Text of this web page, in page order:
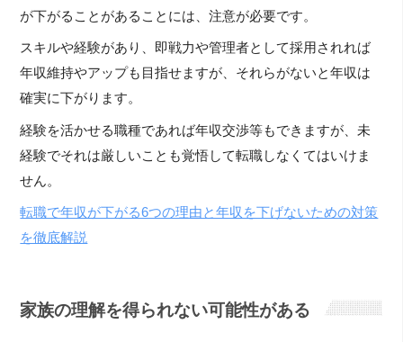
が下がることがあることには、注意が必要です。
スキルや経験があり、即戦力や管理者として採用されれば
年収維持やアップも目指せますが、それらがないと年収は
確実に下がります。
経験を活かせる職種であれば年収交渉等もできますが、未
経験でそれは厳しいことも覚悟して転職しなくてはいけま
せん。
転職で年収が下がる6つの理由と年収を下げないための対策
を徹底解説
家族の理解を得られない可能性がある